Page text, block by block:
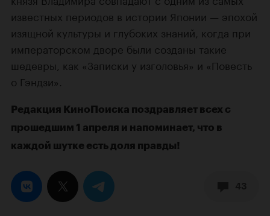
известных периодов в истории Японии — эпохой
изящной культуры и глубоких знаний, когда при
императорском дворе были созданы такие
шедевры, как «Записки у изголовья» и «Повесть
о Гэндзи».
Редакция КиноПоиска поздравляет всех с
прошедшим 1 апреля и напоминает, что в
каждой шутке есть доля правды!